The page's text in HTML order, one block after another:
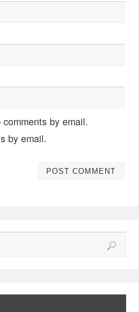
by email.
by email.